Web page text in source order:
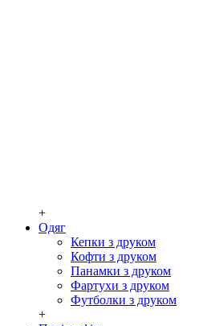
+
Одяг
Кепки з друком
Кофти з друком
Панамки з друком
Фартухи з друком
Футболки з друком
+